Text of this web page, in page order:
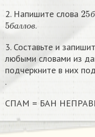
2. Напишите слова б
25 б
балл ов
5баллов
.
3. Составьте и
любыми словами из
подчеркните в них
.
СПАМ = БАН